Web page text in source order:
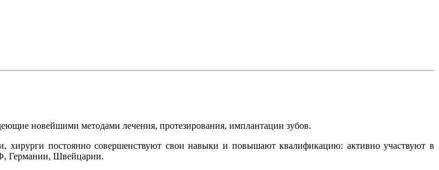
новейшими методами лечения, протезирования, имплантации зубов.
хирурги постоянно совершенствуют свои навыки и повышают квалификацию: активно участвуют в
Германии, Швейцарии.